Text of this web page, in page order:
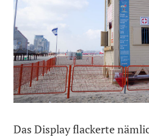
Das Display flackerte